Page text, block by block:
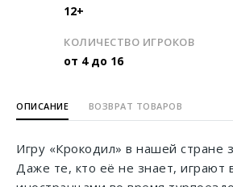
12+
КОЛИЧЕСТВО ИГРОКОВ
от 4 до 16
ОПИСАНИЕ ВОЗВРАТ ТОВАРОВ
Игру «Крокодил» в нашей стране
Даже те, кто её не знает, играют